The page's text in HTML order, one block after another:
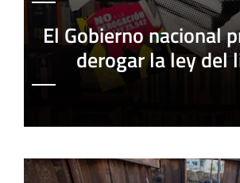
El Gobierno nacional
derogar la ley del